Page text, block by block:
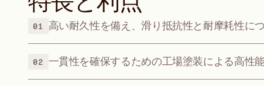
01 高い耐久性を備え、滑り抵抗性と耐摩耗性に
02 一貫性を確保するための工場塗装による高性